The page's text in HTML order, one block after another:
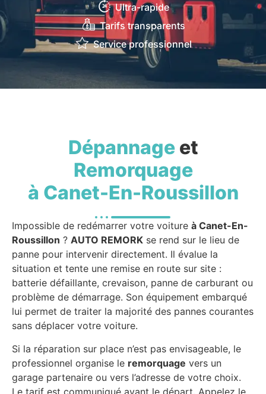
Ultra-rapide
Tarifs transparents
Service professionnel
Dépannageet
Remorquage
à Canet-En-Roussillon
Impossible de redémarrer votre voiture à Canet-En-
Roussillon ? AUTO REMORK se rend sur le lieu de
panne pour intervenir directement. Il évalue la
situation et tente une remise en route sur site :
batterie défaillante, crevaison, panne de carburant ou
problème de démarrage. Son équipement embarqué
lui permet de traiter la majorité des pannes courantes
sans déplacer votre voiture.
Si la réparation sur place n’est pas envisageable, le
professionnel organise le remorquage vers un
garage partenaire ou vers l’adresse de votre choix.
Le tarif est communiqué avant le départ. Appelez le